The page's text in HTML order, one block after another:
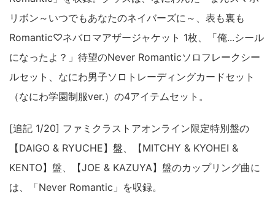
リボン～いつでもあなたのネイバーズに～、表も裏も
Romantic♡ネバロマアザージャケット 1枚、「俺...シール
になったよ？」待望のNever Romanticソロフレークシー
ルセット、なにわ男子ソロトレーディングカードセット
（なにわ学園制服ver.）の4アイテムセット。
[追記 1/20] ファミクラストアオンライン限定特別盤の
【DAIGO & RYUCHE】盤、【MITCHY & KYOHEI &
KENTO】盤、【JOE & KAZUYA】盤のカップリング曲に
は、「Never Romantic」を収録。